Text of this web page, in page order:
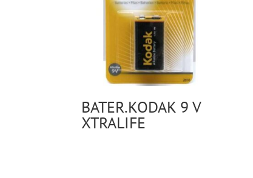
BATER.KODAK 9 V
XTRALIFE